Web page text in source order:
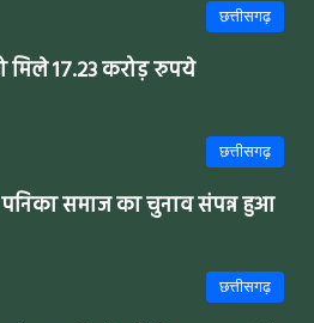
छत्तीसगढ़
17.23 करोड़ रुपये
छत्तीसगढ़
समाज का चुनाव संपन्न हुआ
छत्तीसगढ़